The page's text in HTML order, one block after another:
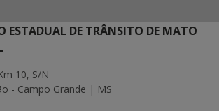
ESTADUAL DE TRÂNSITO DE MATO
10, S/N
- Campo Grande | MS